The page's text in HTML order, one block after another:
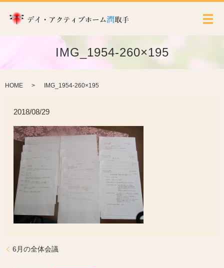
メ
IMG_1954-260×195
HOME IMG_1954-260×195
2018/08/29
6月の全体会議